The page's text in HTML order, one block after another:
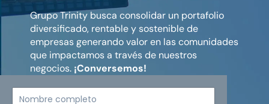
Grupo Trinity busca consolidar un portafolio
diversificado, rentable y sostenible de
empresas generando valor en las comunidades
que impactamos a través de nuestros
negocios. ¡Conversemos!